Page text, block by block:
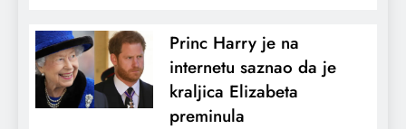
Princ Harry je na
internetu saznao da je
kraljica Elizabeta
preminula